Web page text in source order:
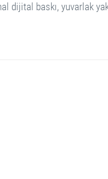
dijital baskı, yuvarlak